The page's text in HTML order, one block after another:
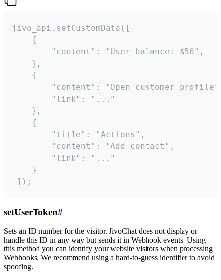
jivo_api.setCustomData([
    {
        "content": "User balance: $56",
    },
    {
"content": "Open customer
        "link": "..."
    },
    {
        "title": "Actions",
        "content": "Add contact",
        "link": "..."
    }
]);
setUserToken#
Sets an ID number for the visitor. JivoChat does not display or
handle this ID in any way but sends it in Webhook events. Using
this method you can identify your website visitors when processing
Webhooks. We recommend using a hard-to-guess identifier to avoid
spoofing.